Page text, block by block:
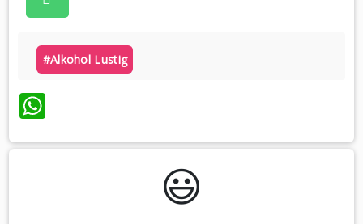
#alkohol Lustig
WhatsApp
😃️